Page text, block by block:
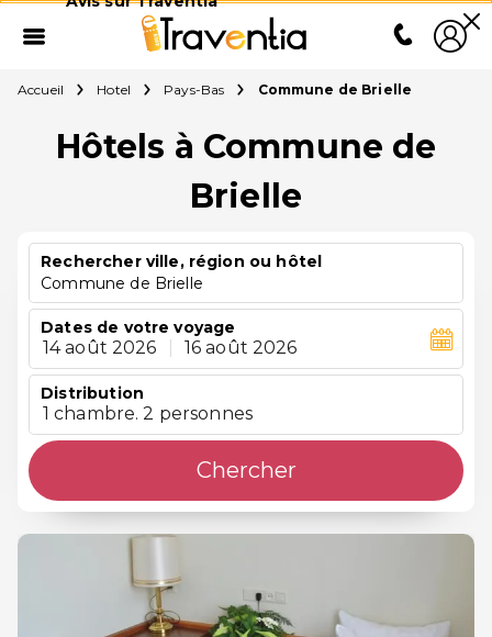
Accueil Hotel Pays-Bas Commune de Brielle
Hôtels à Commune de
Brielle
Rechercher ville, région ou hôtel
Commune de Brielle
Dates de votre voyage
14 août 2026 16 août 2026
Distribution
1 chambre. 2 personnes
Chercher